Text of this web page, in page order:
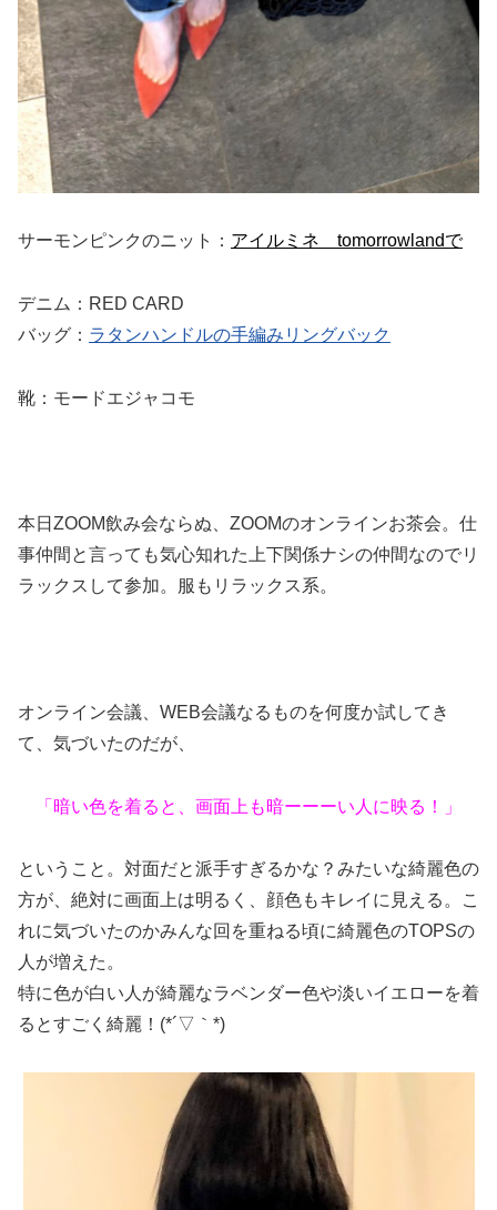
サーモンピンクのニット： アイルミネ tomorrowlandで
デニム：RED CARD
バッグ： ラタンハンドルの手編みリングバック
靴：モードエジャコモ
本日ZOOM飲み会ならぬ、ZOOMのオンラインお茶会。仕
事仲間と言っても気心知れた上下関係ナシの仲間なのでリ
ラックスして参加。服もリラックス系。
オンライン会議、WEB会議なるものを何度か試してき
て、気づいたのだが、
「暗い色を着ると、画面上も暗ーーーい人に映る！」
ということ。対面だと派手すぎるかな？みたいな綺麗色の
方が、絶対に画面上は明るく、顔色もキレイに見える。こ
れに気づいたのかみんな回を重ねる頃に綺麗色のTOPSの
人が増えた。
特に色が白い人が綺麗なラベンダー色や淡いイエローを着
るとすごく綺麗！(*´▽｀*)